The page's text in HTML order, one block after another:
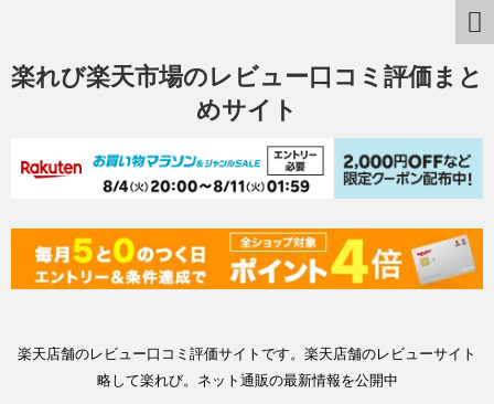
楽れび楽天市場のレビュー口コミ評価まと
めサイト
楽天店舗のレビュー口コミ評価サイトです。楽天店舗のレビューサイト
略して楽れび。ネット通販の最新情報を公開中